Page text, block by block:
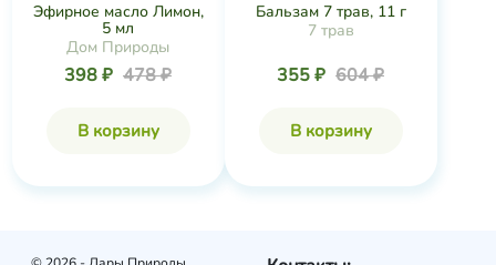
Эфирное масло Лимон,
5 мл
Дом Природы
398 ₽ 478 ₽
В корзину
Бальзам 7 трав, 11 г
7 трав
355 ₽ 604 ₽
В корзину